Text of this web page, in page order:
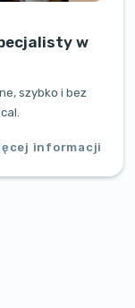
w
szybko i bez
informacji